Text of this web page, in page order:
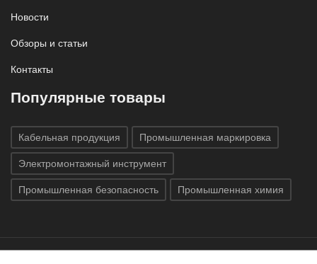
Новости
Обзоры и статьи
Контакты
Популярные товары
Кабельная продукция Промышленная маркировка
Электромонтажный инструмент
Промышленная безопасность Промышленная химия